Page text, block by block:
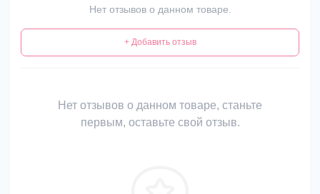
Нет отзывов о данном товаре.
+ Добавить отзыв
Нет отзывов о данном товаре, станьте
первым, оставьте свой отзыв.